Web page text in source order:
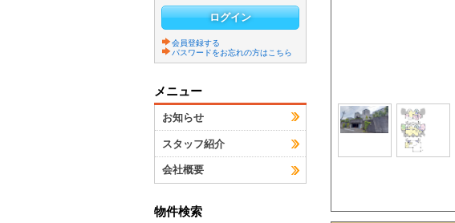
会員登録する
パスワードをお忘れの方はこちら
メニュー
お知らせ
スタッフ紹介
会社概要
物件検索